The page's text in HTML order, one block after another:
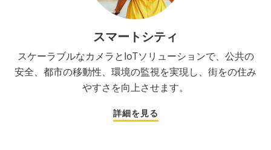
スマートシティ
スケーラブルなカメラとIoTソリューションで、公共の
安全、都市の移動性、環境の監視を実現し、街をの住み
やすさを向上させます。
詳細を見る